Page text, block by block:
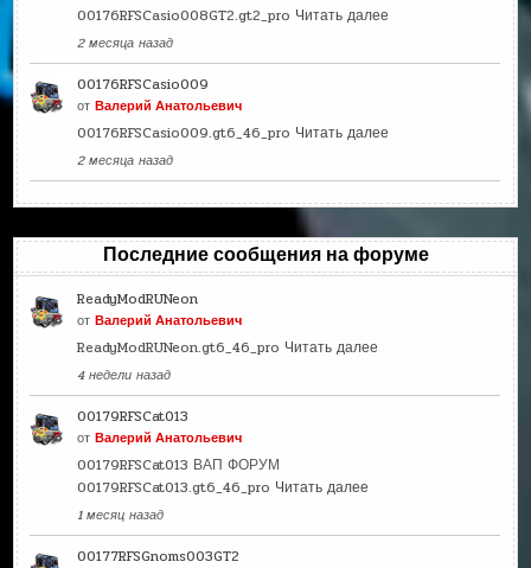
00176RFSCasio008GT2.gt2_pro Читать далее
2 месяца назад
00176RFSCasio009
отВалерий Анатольевич
00176RFSCasio009.gt6_46_pro Читать далее
2 месяца назад
Последние сообщения на форуме
ReadyModRUNeon
отВалерий Анатольевич
ReadyModRUNeon.gt6_46_pro Читать далее
4 недели назад
00179RFSCat013
отВалерий Анатольевич
00179RFSCat013 ВАП ФОРУМ
00179RFSCat013.gt6_46_pro Читать далее
1 месяц назад
00177RFSGnoms003GT2